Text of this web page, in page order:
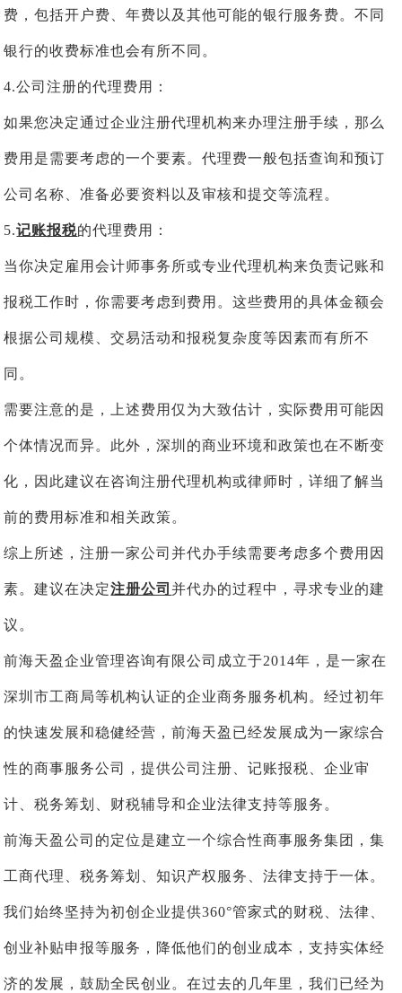
费，包括开户费、年费以及其他可能的银行服务费。不同
银行的收费标准也会有所不同。
4.公司注册的代理费用：
如果您决定通过企业注册代理机构来办理注册手续，那么
费用是需要考虑的一个要素。代理费一般包括查询和预订
公司名称、准备必要资料以及审核和提交等流程。
5.记账报税的代理费用：
当你决定雇用会计师事务所或专业代理机构来负责记账和
报税工作时，你需要考虑到费用。这些费用的具体金额会
根据公司规模、交易活动和报税复杂度等因素而有所不
同。
需要注意的是，上述费用仅为大致估计，实际费用可能因
个体情况而异。此外，深圳的商业环境和政策也在不断变
化，因此建议在咨询注册代理机构或律师时，详细了解当
前的费用标准和相关政策。
综上所述，注册一家公司并代办手续需要考虑多个费用因
素。建议在决定注册公司并代办的过程中，寻求专业的建
议。
前海天盈企业管理咨询有限公司成立于2014年，是一家在
深圳市工商局等机构认证的企业商务服务机构。经过初年
的快速发展和稳健经营，前海天盈已经发展成为一家综合
性的商事服务公司，提供公司注册、记账报税、企业审
计、税务筹划、财税辅导和企业法律支持等服务。
前海天盈公司的定位是建立一个综合性商事服务集团，集
工商代理、税务筹划、知识产权服务、法律支持于一体。
我们始终坚持为初创企业提供360°管家式的财税、法律、
创业补贴申报等服务，降低他们的创业成本，支持实体经
济的发展，鼓励全民创业。在过去的几年里，我们已经为